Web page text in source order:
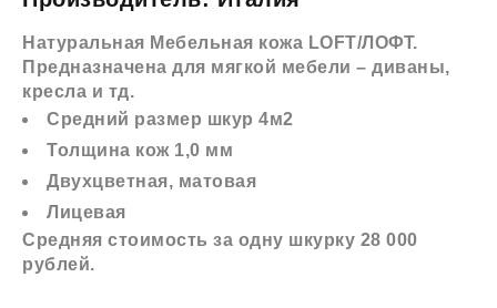
Натуральная Мебельная кожа LOFT/ЛОФТ.
Предназначена для мягкой мебели – диваны,
кресла и тд.
Средний размер шкур 4м2
Толщина кож 1,0 мм
Двухцветная, матовая
Лицевая
Средняя стоимость за одну шкурку 28 000
рублей.